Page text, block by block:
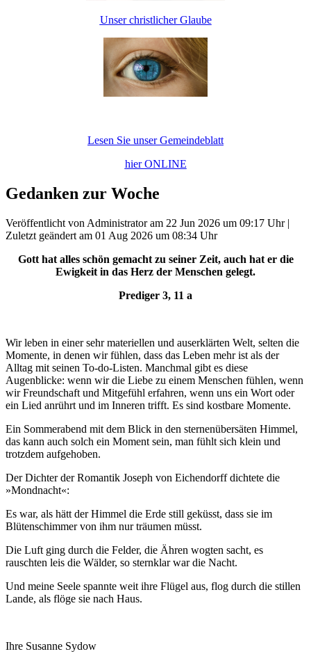
Unser christlicher Glaube
Lesen Sie unser Gemeindeblatt
hier ONLINE
Gedanken zur Woche
Veröffentlicht von Administrator am 22 Jun 2026 um 09:17 Uhr |
Zuletzt geändert am 01 Aug 2026 um 08:34 Uhr
Gott hat alles schön gemacht zu seiner Zeit, auch hat er die
Ewigkeit in das Herz der Menschen gelegt.
Prediger 3, 11 a
Wir leben in einer sehr materiellen und auserklärten Welt, selten die
Momente, in denen wir fühlen, dass das Leben mehr ist als der
Alltag mit seinen To-do-Listen. Manchmal gibt es diese
Augenblicke: wenn wir die Liebe zu einem Menschen fühlen, wenn
wir Freundschaft und Mitgefühl erfahren, wenn uns ein Wort oder
ein Lied anrührt und im Inneren trifft. Es sind kostbare Momente.
Ein Sommerabend mit dem Blick in den sternenübersäten Himmel,
das kann auch solch ein Moment sein, man fühlt sich klein und
trotzdem aufgehoben.
Der Dichter der Romantik Joseph von Eichendorff dichtete die
»Mondnacht«:
Es war, als hätt der Himmel die Erde still geküsst, dass sie im
Blütenschimmer von ihm nur träumen müsst.
Die Luft ging durch die Felder, die Ähren wogten sacht, es
rauschten leis die Wälder, so sternklar war die Nacht.
Und meine Seele spannte weit ihre Flügel aus, flog durch die stillen
Lande, als flöge sie nach Haus.
Ihre Susanne Sydow